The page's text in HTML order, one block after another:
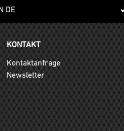
DE
KONTAKT
Kontaktanfrage
Newsletter